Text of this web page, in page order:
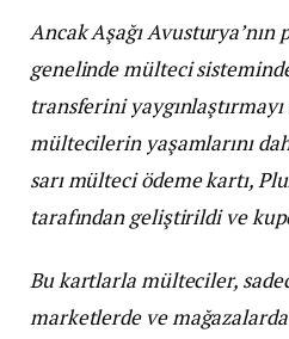
Ancak Aşağı Avusturya’nın
genelinde mülteci
transferini yaygınlaştırmayı
mültecilerin yaşamlarını
sarı mülteci ödeme kartı,
tarafından geliştirildi ve
Bu kartlarla mülteciler,
marketlerde ve